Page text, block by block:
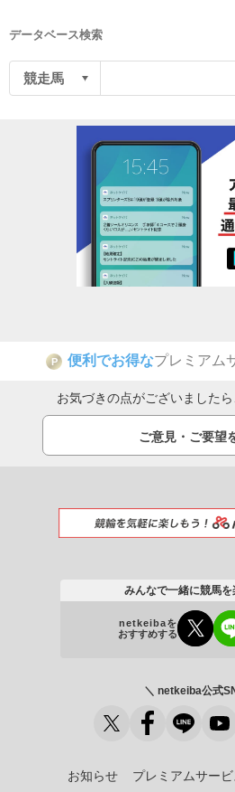
データベース検索
P 便利でお得なプレミアム
お気づきの点がございました
ご意見・ご要望
みんなで一緒に競馬を
netkeibaを
おすすめする
＼ netkeiba公式
お知らせ プレミアムサービ